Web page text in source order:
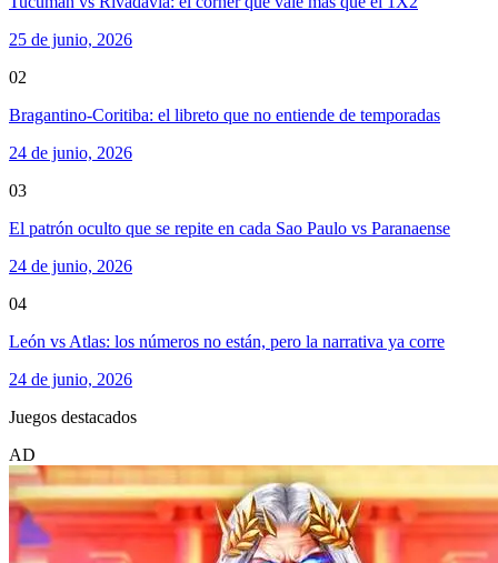
25 de junio, 2026
02
Bragantino-Coritiba: el libreto que no entiende de temporadas
24 de junio, 2026
03
El patrón oculto que se repite en cada Sao Paulo vs Paranaense
24 de junio, 2026
04
León vs Atlas: los números no están, pero la narrativa ya corre
24 de junio, 2026
Juegos destacados
AD